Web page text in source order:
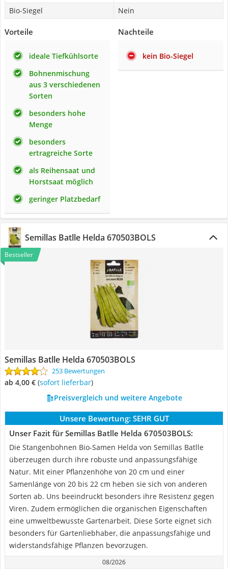
Bio-Siegel
Nein
Vorteile
ideale Tiefkühlsorte
Bohnenmischung
aus 3 verschiedenen
Sorten
besonders hohe
Menge
besonders
ertragreiche Sorte
als Reihensaat und
Horstsaat möglich
geringer Platzbedarf
Nachteile
kein Bio-Siegel
Semillas Batlle Helda 670503BOLS
Bestseller
Semillas Batlle Helda 670503BOLS
253 Bewertungen
ab 4,00 € ( Sofort lieferbar)
Preisvergleich und weitere Angebote
Unsere Bewertung: SEHR GUT
Unser Fazit für Semillas Batlle Helda 670503BOLS:
Die Stangenbohnen Bio-Samen Helda von Semillas Batlle
überzeugen durch ihre robuste und anpassungsfähige
Natur. Mit einer Pflanzenhöhe von 20 cm und einer
Samenlänge von 20 bis 22 cm heben sie sich von anderen
Sorten ab. Uns beeindruckt besonders ihre Resistenz gegen
Viren. Zudem ermöglichen die organischen Eigenschaften
eine umweltbewusste Gartenarbeit. Diese Sorte eignet sich
besonders für Gartenliebhaber, die anpassungsfähige und
widerstandsfähige Pflanzen bevorzugen.
08/2026